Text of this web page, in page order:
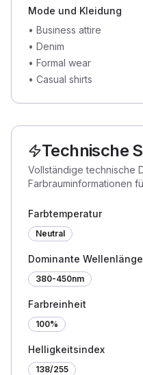
Mode und Kleidung
• Business attire
• Denim
• Formal wear
• Casual shirts
Technische
Vollständige technische
Farbrauminformationen
Farbtemperatur
Neutral
Dominante Wellenlänge
380-450nm
Farbreinheit
100%
Helligkeitsindex
138/255